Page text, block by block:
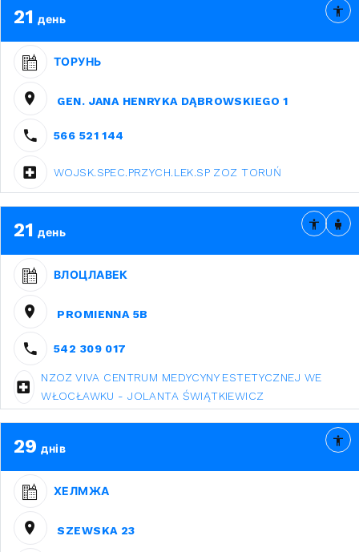
21 день
ТОРУНЬ
GEN. JANA HENRYKA DĄBROWSKIEGO 1
566 521 144
WOJSK.SPEC.PRZYCH.LEK.SP ZOZ TORUŃ
21 день
ВЛОЦЛАВЕК
PROMIENNA 5B
542 309 017
NZOZ VIVA CENTRUM MEDYCYNY ESTETYCZNEJ WE
WŁOCŁAWKU - JOLANTA ŚWIĄTKIEWICZ
29 днів
ХЕЛМЖА
SZEWSKA 23